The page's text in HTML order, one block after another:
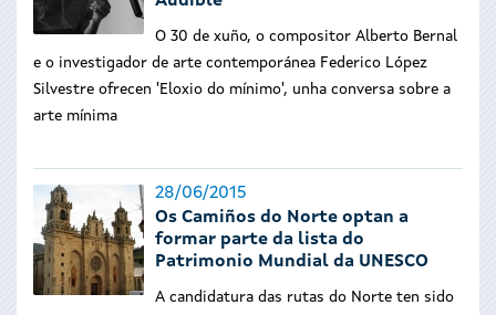
O 30 de xuño, o compositor Alberto Bernal
e o investigador de arte contemporánea Federico López
Silvestre ofrecen 'Eloxio do mínimo', unha conversa sobre a
arte mínima
28/06/2015
Os Camiños do Norte optan a
formar parte da lista do
Patrimonio Mundial da UNESCO
A candidatura das rutas do Norte ten sido